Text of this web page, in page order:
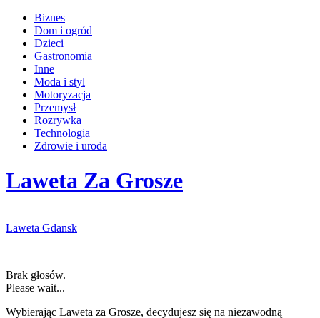
Biznes
Dom i ogród
Dzieci
Gastronomia
Inne
Moda i styl
Motoryzacja
Przemysł
Rozrywka
Technologia
Zdrowie i uroda
Laweta Za Grosze
Laweta Gdansk
Brak głosów.
Please wait...
Wybierając Laweta za Grosze, decydujesz się na niezawodną